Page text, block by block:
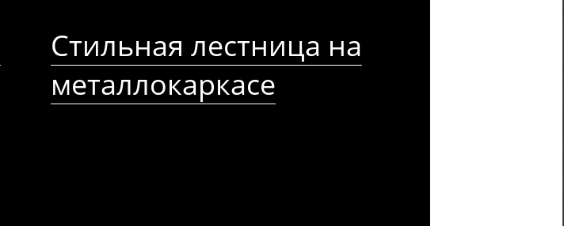
Стильная лестница на
металлокаркасе